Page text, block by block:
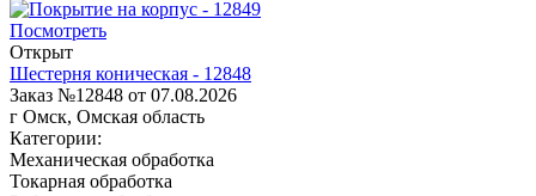
Посмотреть
Открыт
Шестерня коническая - 12848
Заказ №12848 от 07.08.2026
г Омск, Омская область
Категории:
Механическая обработка
Токарная обработка